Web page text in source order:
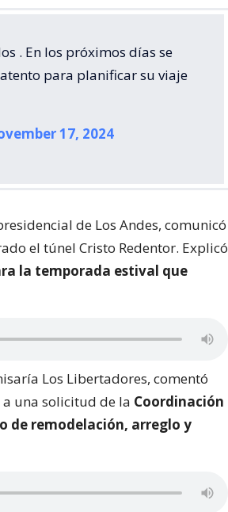
. En los próximos días se
para planificar su viaje
17, 2024
de Los Andes, comunicó
el túnel Cristo Redentor. Explicó
la temporada estival que
Los Libertadores, comentó
una solicitud de la Coordinación
de remodelación, arreglo y